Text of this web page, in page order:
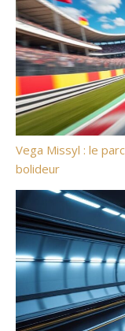
Vega Missyl : le
bolideur